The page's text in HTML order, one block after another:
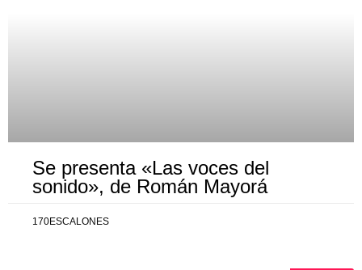
Se presenta «Las voces del
sonido», de Román Mayorá
170ESCALONES